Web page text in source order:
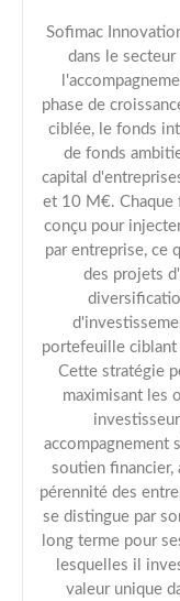
Sofimac
dans le
phase de
ciblée, le fonds
de fonds
capital
et 10 M€. Chaque
conçu pour
par entreprise, ce
des projets
portefeuille ciblant
Cette stratégie
maximisant les
accompagnement
soutien financier,
pérennité des
se distingue par
long terme pour
lesquelles il
valeur unique